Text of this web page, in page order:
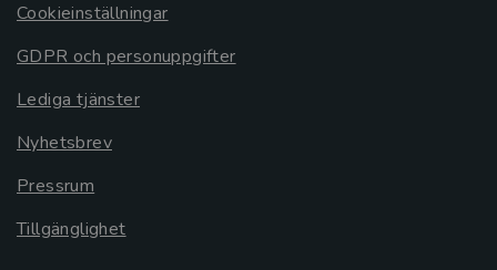
Cookieinställningar
GDPR och personuppgifter
Lediga tjänster
Nyhetsbrev
Pressrum
Tillgänglighet